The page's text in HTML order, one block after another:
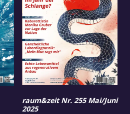
raum&zeit Nr. 255 Mai/Juni
2025